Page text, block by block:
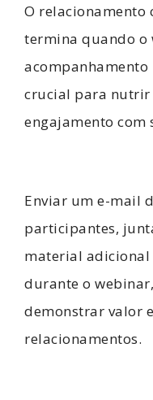
O relacionamento
termina quando o
crucial para nutrir
engajamento com
Enviar um e-mail
participantes,
material
durante o
demonstrar valor
relacionamentos.